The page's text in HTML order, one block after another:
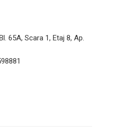
65A, Scara 1, Etaj 8, Ap.